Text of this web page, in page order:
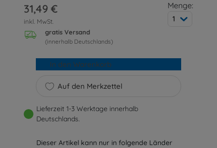
31,49 €
inkl. MwSt.
gratis Versand
(innerhalb Deutschlands)
Menge:
1
Auf den Merkzettel
In den Warenkorb
Lieferzeit 1-3 Werktage innerhalb
Deutschlands.
Dieser Artikel kann nur in folgende Länder